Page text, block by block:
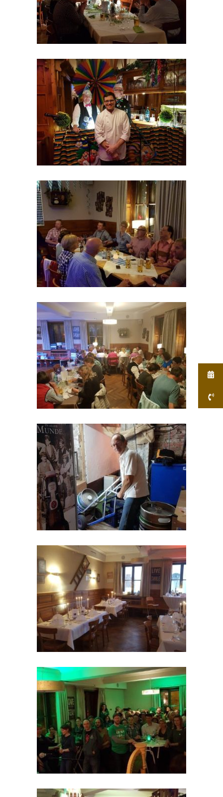
Krimi-Dinner am 24.02.2018
Kulinarische Fastnacht Jan.2018
Oktoberfest am 14.10.2017
Komödien-Dinner -Zwei wie Bonnie &
Clyde- 23.09.2017
Kleinostheimer Kerb August 2017
Krimi-Dinner am 25.03.2017